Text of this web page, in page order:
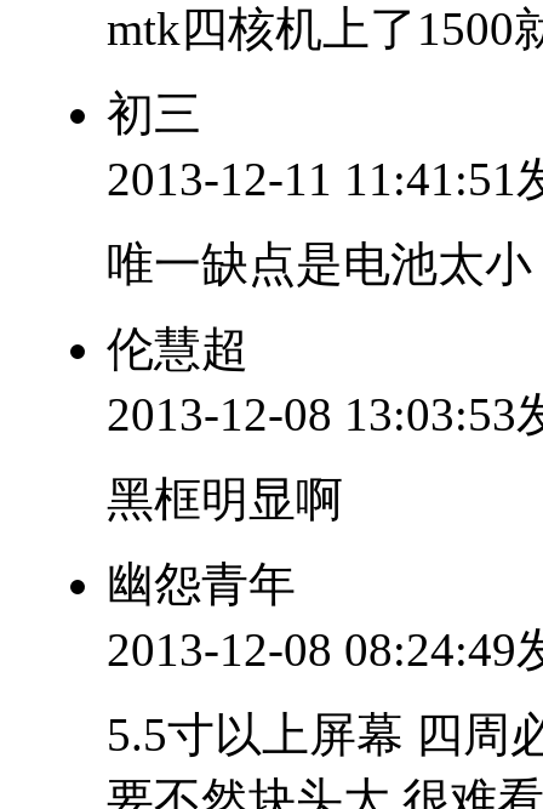
mtk四核机上了1500
初三
2013-12-11 11:41:51
唯一缺点是电池太小
伦慧超
2013-12-08 13:03:53
黑框明显啊
幽怨青年
2013-12-08 08:24:49
5.5寸以上屏幕 四周